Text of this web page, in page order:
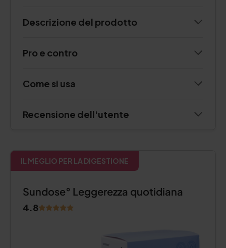
Descrizione del prodotto
Pro e contro
Come si usa
Recensione dell'utente
IL MEGLIO PER LA DIGESTIONE
Sundose° Leggerezza quotidiana
4.8